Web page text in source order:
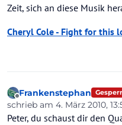
Zeit, sich an diese Musik
Cheryl Cole - Fight for this
Offline
Frankenstephan
schrieb am 4. März 2010,
zuletzt editiert von
Peter, du schaust dir den